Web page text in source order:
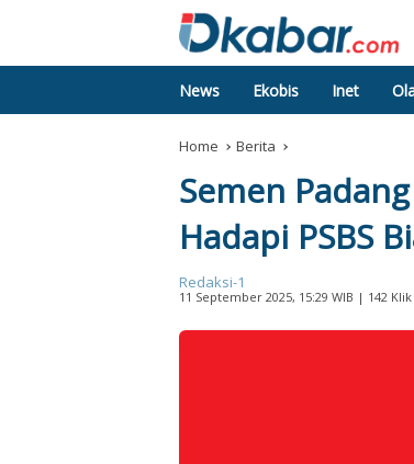
News Ekobis Inet
Home Berita
Semen
Hadapi PSBS
Redaksi-1
11 September 2025, 15:29 WIB | 142 Klik